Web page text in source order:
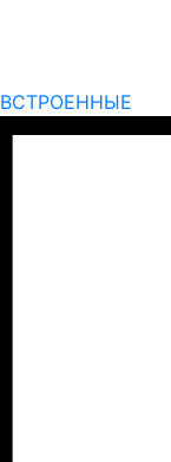
ВСТРОЕННЫЕ